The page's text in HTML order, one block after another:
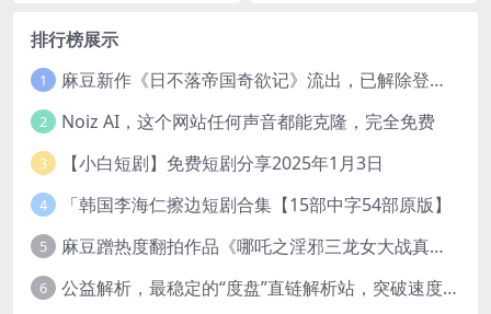
排行榜展示
1 麻豆新作《日不落帝国奇欲记》流出，已解除登录验证！
2 Noiz AI，这个网站任何声音都能克隆，完全免费
3 【小白短剧】免费短剧分享2025年1月3日
4 「韩国李海仁擦边短剧合集【15部中字54部原版】
5 麻豆蹭热度翻拍作品《哪吒之淫邪三龙女大战真阳魔童》 已上线
6 公益解析，最稳定的“度盘”直链解析站，突破速度限制